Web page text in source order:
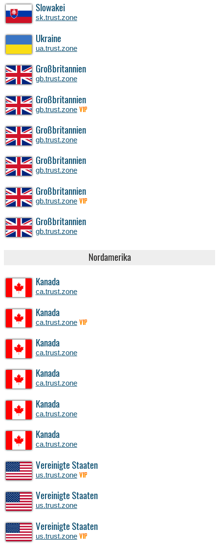
Slowakei
sk.trust.zone
Ukraine
ua.trust.zone
Großbritannien
gb.trust.zone
Großbritannien
gb.trust.zone VIP
Großbritannien
gb.trust.zone
Großbritannien
gb.trust.zone
Großbritannien
gb.trust.zone VIP
Großbritannien
gb.trust.zone
Nordamerika
Kanada
ca.trust.zone
Kanada
ca.trust.zone VIP
Kanada
ca.trust.zone
Kanada
ca.trust.zone
Kanada
ca.trust.zone
Kanada
ca.trust.zone
Vereinigte Staaten
us.trust.zone VIP
Vereinigte Staaten
us.trust.zone
Vereinigte Staaten
us.trust.zone VIP